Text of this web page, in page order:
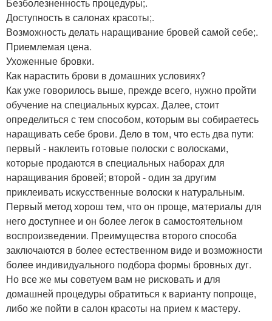
Доступность в салонах красоты;.
Возможность делать наращивание бровей самой себе;.
Приемлемая цена.
Ухоженные бровки.
Как нарастить брови в домашних условиях?
Как уже говорилось выше, прежде всего, нужно пройти
обучение на специальных курсах. Далее, стоит
определиться с тем способом, которым вы собираетесь
наращивать себе брови. Дело в том, что есть два пути:
первый - наклеить готовые полоски с волосками,
которые продаются в специальных наборах для
наращивания бровей; второй - один за другим
приклеивать искусственные волоски к натуральным.
Первый метод хорош тем, что он проще, материалы для
него доступнее и он более легок в самостоятельном
воспроизведении. Преимущества второго способа
заключаются в более естественном виде и возможности
более индивидуального подбора формы бровных дуг.
Но все же мы советуем вам не рисковать и для
домашней процедуры обратиться к варианту попроще,
либо же пойти в салон красоты на прием к мастеру.